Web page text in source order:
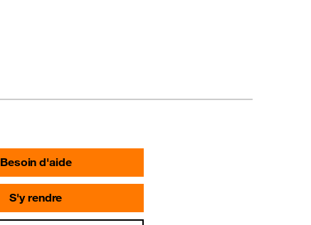
Besoin d'aide
S'y rendre